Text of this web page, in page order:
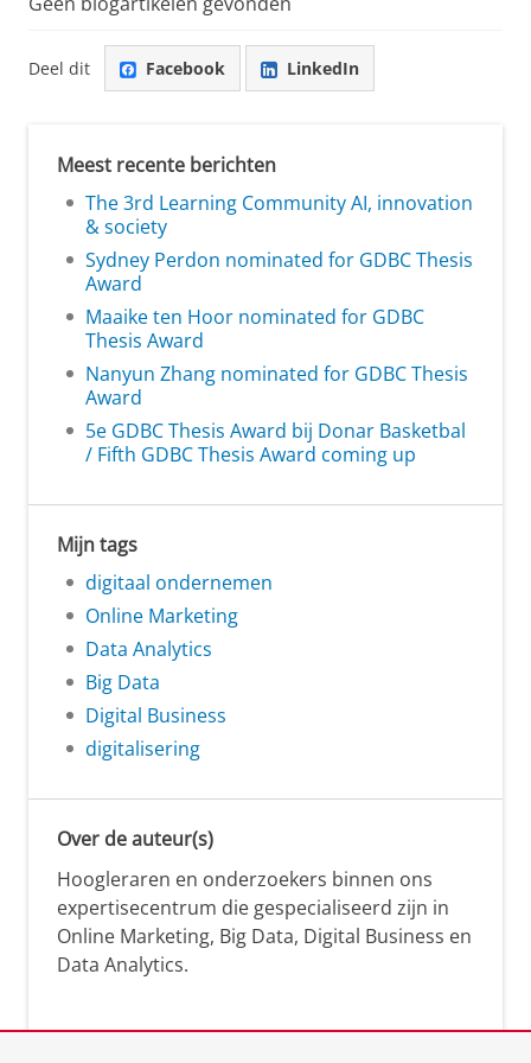
Deel dit Facebook LinkedIn
Meest recente berichten
The 3rd Learning Community AI, innovation
& society
Sydney Perdon nominated for GDBC Thesis
Award
Maaike ten Hoor nominated for GDBC
Thesis Award
Nanyun Zhang nominated for GDBC Thesis
Award
5e GDBC Thesis Award bij Donar Basketbal
/ Fifth GDBC Thesis Award coming up
Mijn tags
digitaal ondernemen
Online Marketing
Data Analytics
Big Data
Digital Business
digitalisering
Over de auteur(s)
Hoogleraren en onderzoekers binnen ons
expertisecentrum die gespecialiseerd zijn in
Online Marketing, Big Data, Digital Business en
Data Analytics.